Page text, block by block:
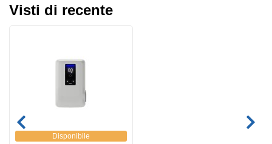
Visti di recente
Disponibile